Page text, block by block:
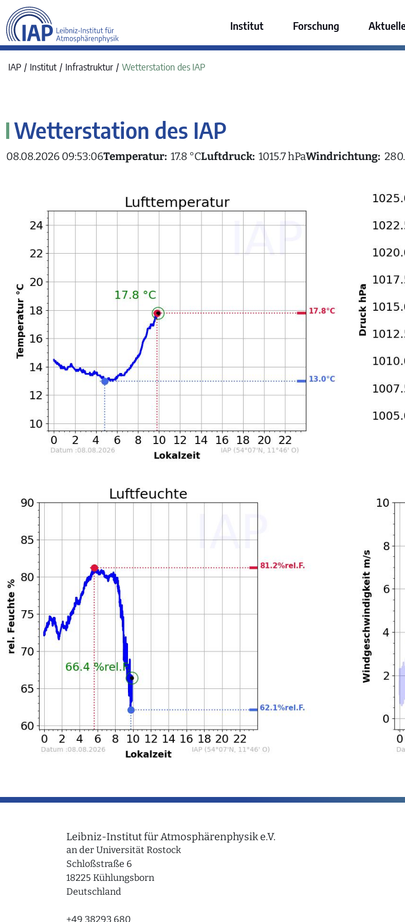
Institut
Forschung
IAP Institut Infrastruktur Wetterstation des IAP
Wetterstation des IAP
08.08.2026 09:53:06Temperatur: 17.8 °CLuftdruck: 1015.7 hPaWindrichtung:
Leibniz-Institut für Atmosphärenphysik e.V.
an der Universität Rostock
Schloßstraße 6
18225 Kühlungsborn
Deutschland
+49 38293 680